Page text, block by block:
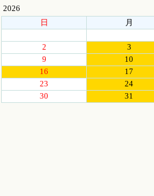
2026
日
月
2 3
9
10
16
17
23
24
30
31